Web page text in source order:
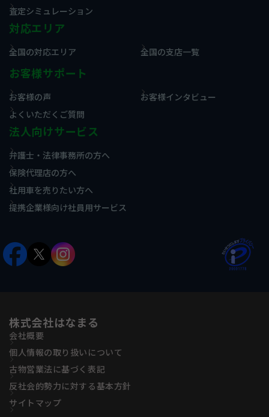
査定シミュレーション
対応エリア
全国の対応エリア 全国の支店一覧
お客様サポート
お客様の声
お客様インタビュー
よくいただくご質問
法人向けサービス
弁護士・法律事務所の方へ
保険代理店の方へ
社用車を売りたい方へ
提携企業様向け社員用サービス
株式会社はなまる
会社概要
個人情報の取り扱いについて
古物営業法に基づく表記
反社会的勢力に対する基本方針
サイトマップ